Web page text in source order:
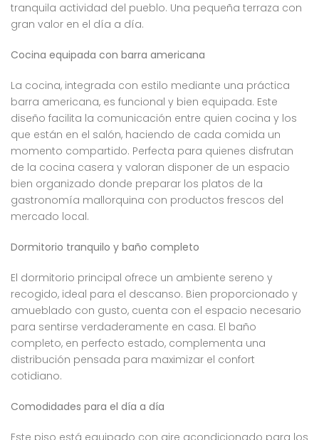
tranquila actividad del pueblo. Una pequeña terraza con
gran valor en el día a día.
Cocina equipada con barra americana
La cocina, integrada con estilo mediante una práctica
barra americana, es funcional y bien equipada. Este
diseño facilita la comunicación entre quien cocina y los
que están en el salón, haciendo de cada comida un
momento compartido. Perfecta para quienes disfrutan
de la cocina casera y valoran disponer de un espacio
bien organizado donde preparar los platos de la
gastronomía mallorquina con productos frescos del
mercado local.
Dormitorio tranquilo y baño completo
El dormitorio principal ofrece un ambiente sereno y
recogido, ideal para el descanso. Bien proporcionado y
amueblado con gusto, cuenta con el espacio necesario
para sentirse verdaderamente en casa. El baño
completo, en perfecto estado, complementa una
distribución pensada para maximizar el confort
cotidiano.
Comodidades para el día a día